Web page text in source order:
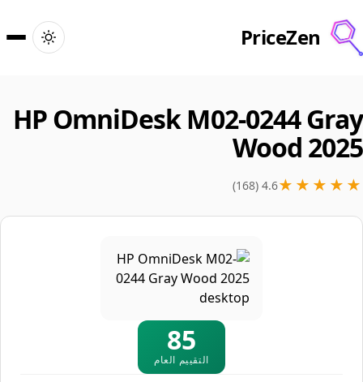
PriceZen
بحث
عروض
HP OmniDesk M02-0244 Gray
Wood 2025
★★★★★
4.6 (168)
85
التقييم العام